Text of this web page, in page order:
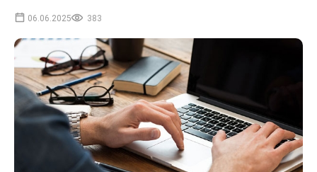
06.06.2025 383